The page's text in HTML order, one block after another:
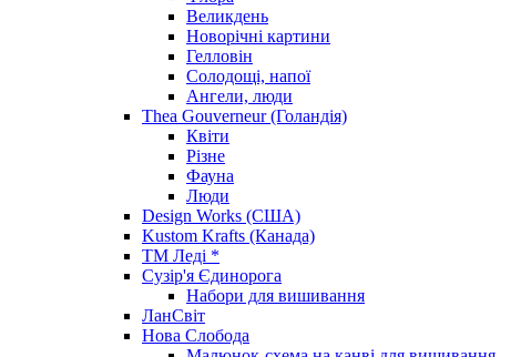
Великдень
Новорічні картини
Гелловін
Солодощі, напої
Ангели, люди
Thea Gouverneur (Голандія)
Квіти
Різне
Фауна
Люди
Design Works (США)
Kustom Krafts (Канада)
ТМ Леді *
Сузір'я Єдинорога
Набори для вишивання
ЛанСвіт
Нова Слобода